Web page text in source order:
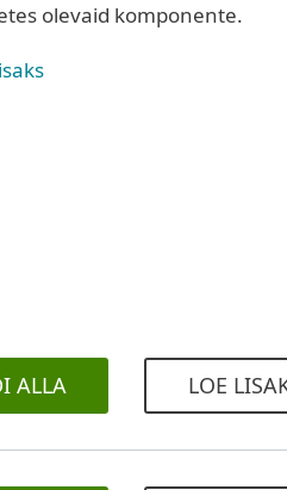
olevaid komponente.
ALLA LOE